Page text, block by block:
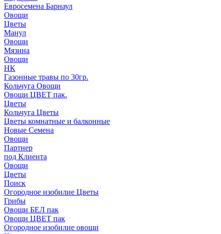
Евросемена Барнаул
Овощи
Цветы
Манул
Овощи
Мязина
Овощи
НК
Газонные травы по 30гр.
Кольчуга Овощи
Овощи ЦВЕТ пак.
Цветы
Кольчуга Цветы
Цветы комнатные и балконные
Новые Семена
Овощи
Партнер
под Клиента
Овощи
Цветы
Поиск
Огородное изобилие Цветы
Грибы
Овощи БЕЛ пак
Овощи ЦВЕТ пак
Огородное изобилие овощи